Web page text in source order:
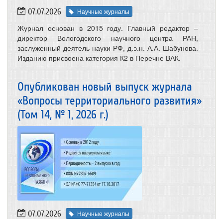
07.07.2026 Научные журналы
Журнал основан в 2015 году. Главный редактор –
директор Вологодского научного центра РАН,
заслуженный деятель науки РФ, д.э.н. А.А. Шабунова.
Изданию присвоена категория К2 в Перечне ВАК.
Опубликован новый выпуск журнала
«Вопросы территориального развития»
(Том 14, № 1, 2026 г.)
07.07.2026 Научные журналы